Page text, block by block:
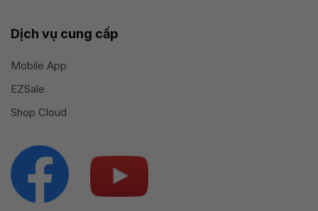
Dịch vụ cung cấp
Mobile App
EZSale
Shop Cloud